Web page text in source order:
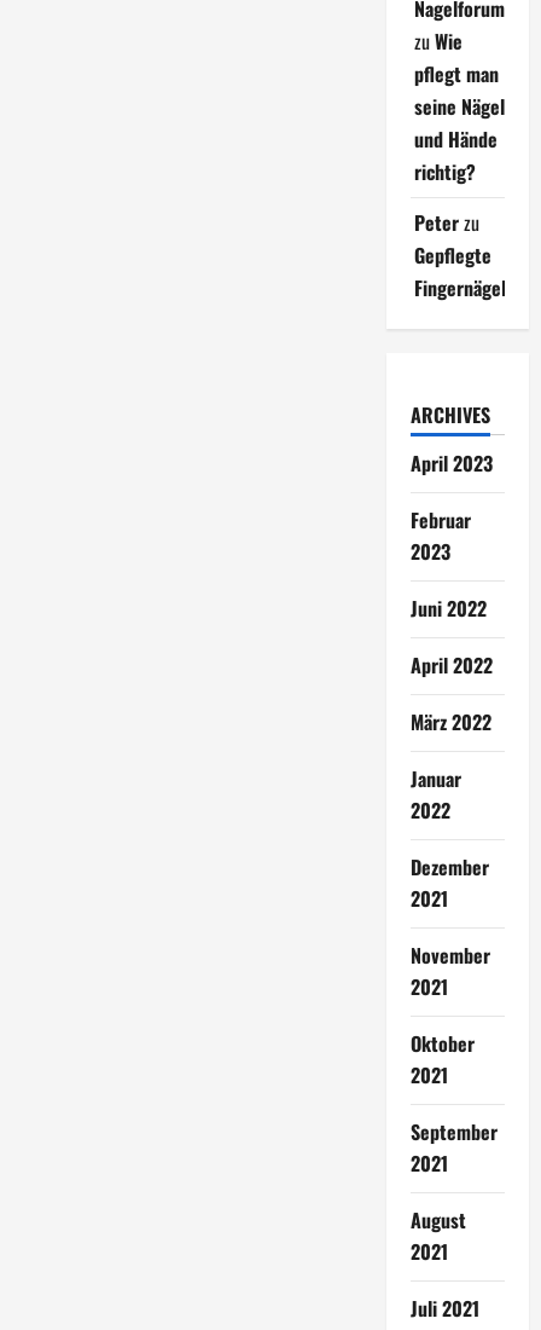
Nagelforum
zuWie
pflegt man
seine Nägel
und Hände
richtig?
Peterzu
Gepflegte
Fingernägel
ARCHIVES
April 2023
Februar
2023
Juni 2022
April 2022
März 2022
Januar
2022
Dezember
2021
November
2021
Oktober
2021
September
2021
August
2021
Juli 2021